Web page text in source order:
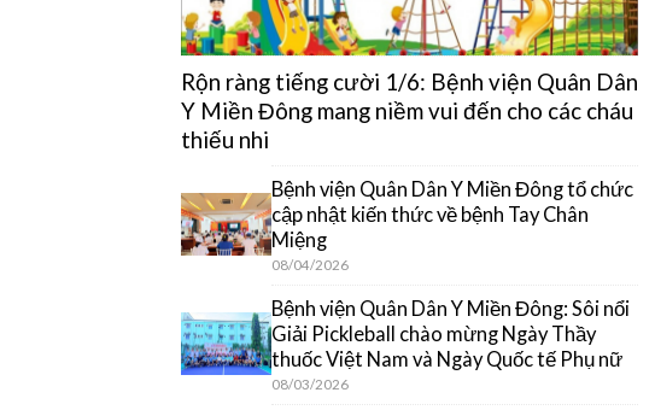
Rộn ràng tiếng cười 1/6: Bệnh viện Quân Dân
Y Miền Đông mang niềm vui đến cho các cháu
thiếu nhi
Bệnh viện Quân Dân Y Miền Đông tổ chức
cập nhật kiến thức về bệnh Tay Chân
Miệng
08/04/2026
Bệnh viện Quân Dân Y Miền Đông: Sôi nổi
Giải Pickleball chào mừng Ngày Thầy
thuốc Việt Nam và Ngày Quốc tế Phụ nữ
08/03/2026